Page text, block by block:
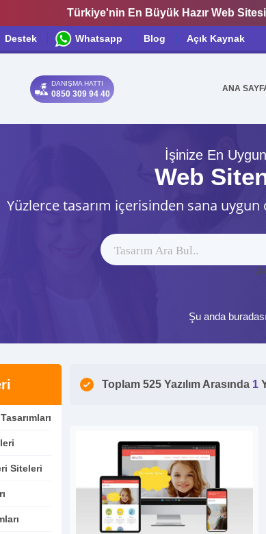
Türkiye'nin En Büyük Hazır Web
Destek Whatsapp Blog Açık Kaynak
DANIŞMA HATTI
0850 309 94 40
ANA
İşinize En
Web
Yüzlerce tasarım içerisinden sana
Şu anda
Siteleri
Toplam 525 Yazılım Arasında 1